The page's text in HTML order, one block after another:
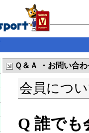
Ｑ＆Ａ ・お問い合
会員につ
Q 誰でも